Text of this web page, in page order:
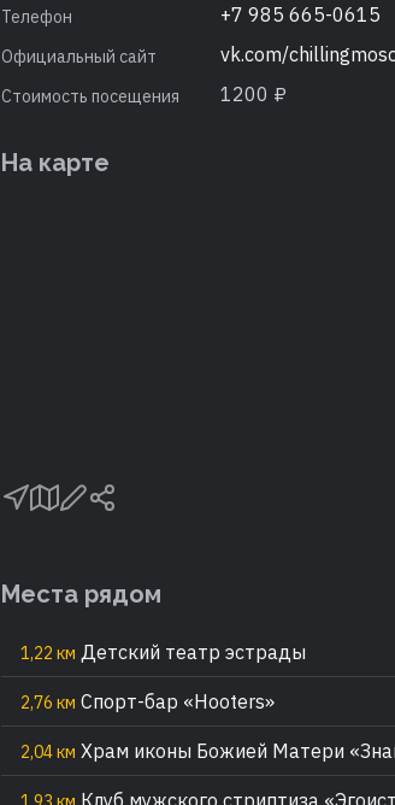
Телефон +7 985 665-0615
Официальный сайт vk.com/
Стоимость посещения 1200 ₽
На карте
Места рядом
1,22 км Детский театр эстрады
2,76 км Спорт-бар «Hooters»
2,04 км Храм иконы Божией Матери
Клуб мужского стриптиза